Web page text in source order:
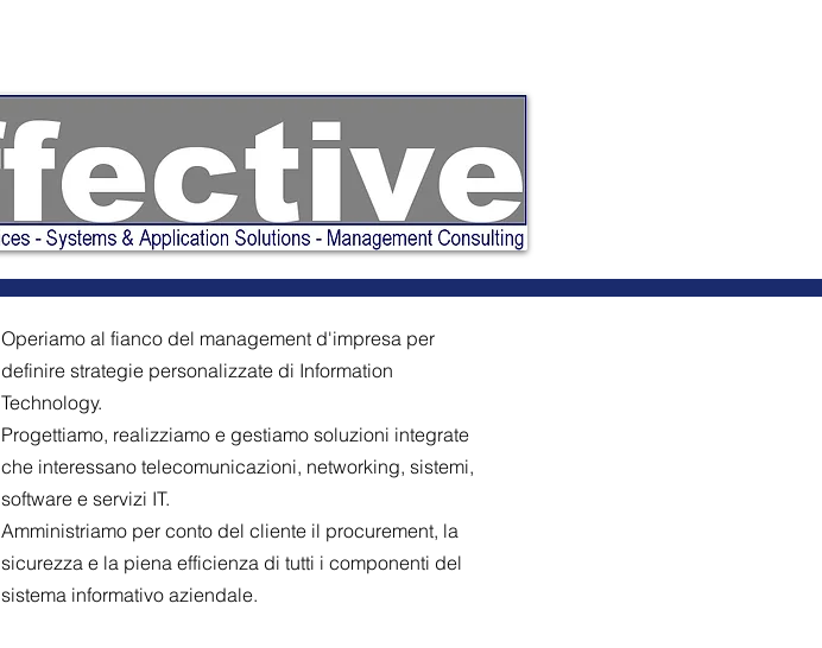
Operiamo al fianco del management d'impresa per
definire strategie personalizzate di Information
Technology.
Progettiamo, realizziamo e gestiamo soluzioni integrate
che interessano telecomunicazioni, networking, sistemi,
software e servizi IT.
Amministriamo per conto del cliente il procurement, la
sicurezza e la piena efficienza di tutti i componenti del
sistema informativo aziendale.